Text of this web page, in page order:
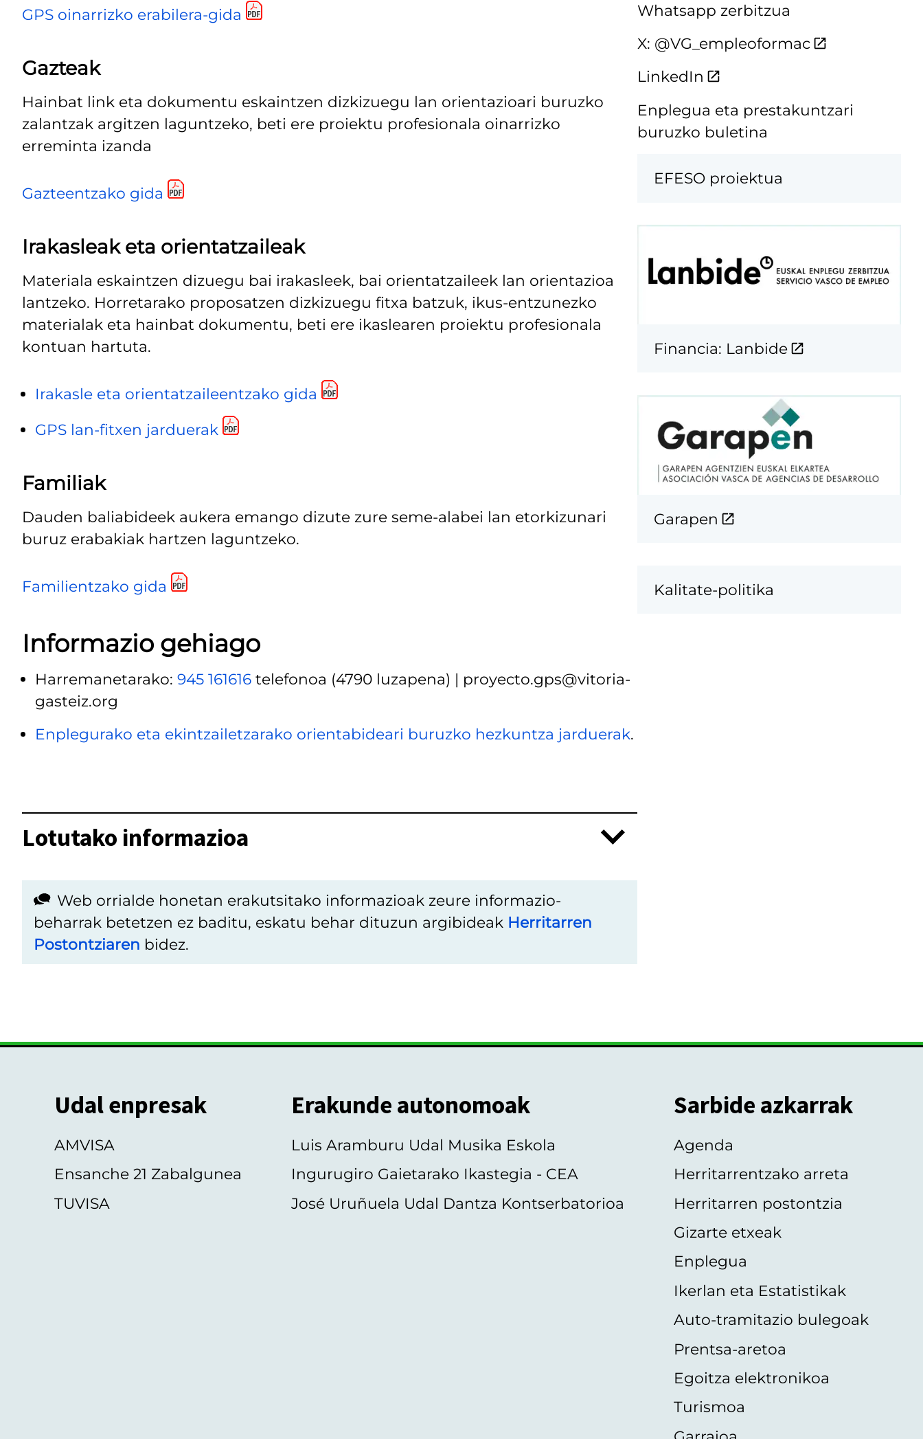
GPS oinarrizko erabilera-gida
Gazteak
Hainbat link eta dokumentu eskaintzen dizkizuegu lan orientazioari buruzko
zalantzak argitzen laguntzeko, beti ere proiektu profesionala oinarrizko
erreminta izanda
Gazteentzako gida
Irakasleak eta orientatzaileak
Materiala eskaintzen dizuegu bai irakasleek, bai orientatzaileek lan orientazioa
lantzeko. Horretarako proposatzen dizkizuegu fitxa batzuk, ikus-entzunezko
materialak eta hainbat dokumentu, beti ere ikaslearen proiektu profesionala
kontuan hartuta.
Irakasle eta orientatzaileentzako gida
GPS lan-fitxen jarduerak
Familiak
Dauden baliabideek aukera emango dizute zure seme-alabei lan etorkizunari
buruz erabakiak hartzen laguntzeko.
Familientzako gida
Informazio gehiago
Harremanetarako: 945 161616 telefonoa (4790 luzapena) | proyecto.gps@vitoria-
gasteiz.org
Enplegurako eta ekintzailetzarako orientabideari buruzko hezkuntza jarduerak.
Lotutako informazioa
Web orrialde honetan erakutsitako informazioak zeure informazio-
beharrak betetzen ez baditu, eskatu behar dituzun argibideak Herritarren
Postontziaren bidez.
Whatsapp zerbitzua
X: @VG_empleoformac
LinkedIn
Enplegua eta prestakuntzari
buruzko buletina
EFESO proiektua
Financia: Lanbide
Garapen
Kalitate-politika
Udal enpresak
AMVISA
Ensanche 21 Zabalgunea
TUVISA
Erakunde autonomoak
Luis Aramburu Udal Musika Eskola
Ingurugiro Gaietarako Ikastegia - CEA
José Uruñuela Udal Dantza Kontserbatorioa
Sarbide azkarrak
Agenda
Herritarrentzako arreta
Herritarren postontzia
Gizarte etxeak
Enplegua
Ikerlan eta Estatistikak
Auto-tramitazio bulegoak
Prentsa-aretoa
Egoitza elektronikoa
Turismoa